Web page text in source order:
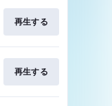
再生する
再生する